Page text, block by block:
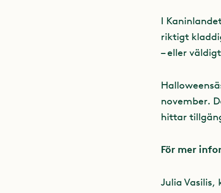
I
riktigt
– eller
november.
hittar
För mer
Julia Vasilis,